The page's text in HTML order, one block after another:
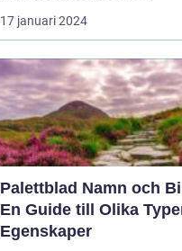
17 januari 2024
Palettblad Namn och
En Guide till Olika
Egenskaper